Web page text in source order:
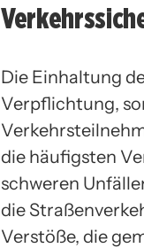
Die Einhaltung
Verpflichtung,
die häufigsten
schweren
die
Verstöße, die